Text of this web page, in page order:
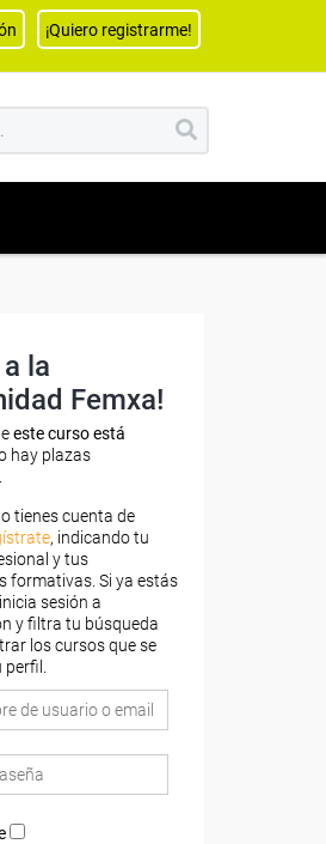
¡Quiero registrarme!
a la
Femxa!
este curso está
hay plazas
tienes cuenta de
, indicando tu
y tus
formativas. Si ya estás
sesión a
y filtra tu búsqueda
los cursos que se